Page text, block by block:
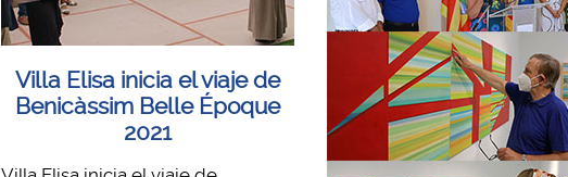
Villa Elisa inicia el viaje de
Benicàssim Belle Époque
2021